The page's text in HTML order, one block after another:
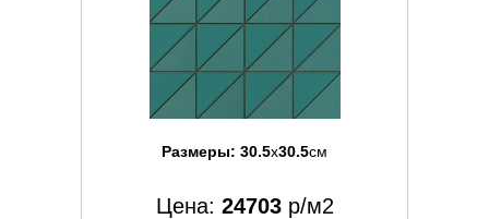
Размеры: 30.5x30.5см
Цена: 24703р/м2